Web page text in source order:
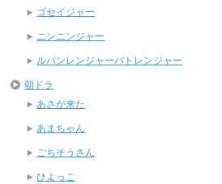
ゴセイジャー
ニンニンジャー
ルパンレンジャーパトレンジャー
朝ドラ
あさが来た
あまちゃん
ごちそうさん
ひよっこ